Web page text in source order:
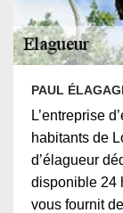
PAUL
L’entreprise
habitants de
d’élagueur
disponible 24
vous fournit